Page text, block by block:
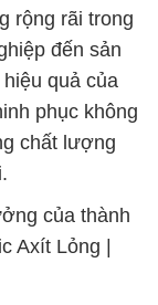
rộng rãi trong
đến sản
quả của
phục không
chất lượng
của thành
Axít Lỏng |